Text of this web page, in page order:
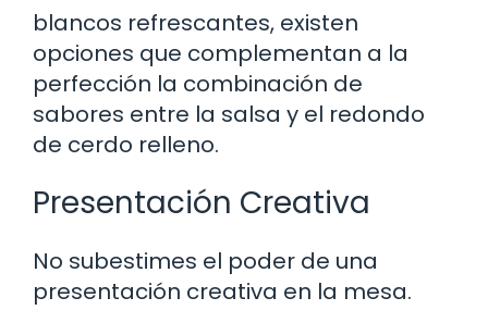
blancos refrescantes, existen
opciones que complementan a la
perfección la combinación de
sabores entre la salsa y el redondo
de cerdo relleno.
Presentación Creativa
No subestimes el poder de una
presentación creativa en la mesa.